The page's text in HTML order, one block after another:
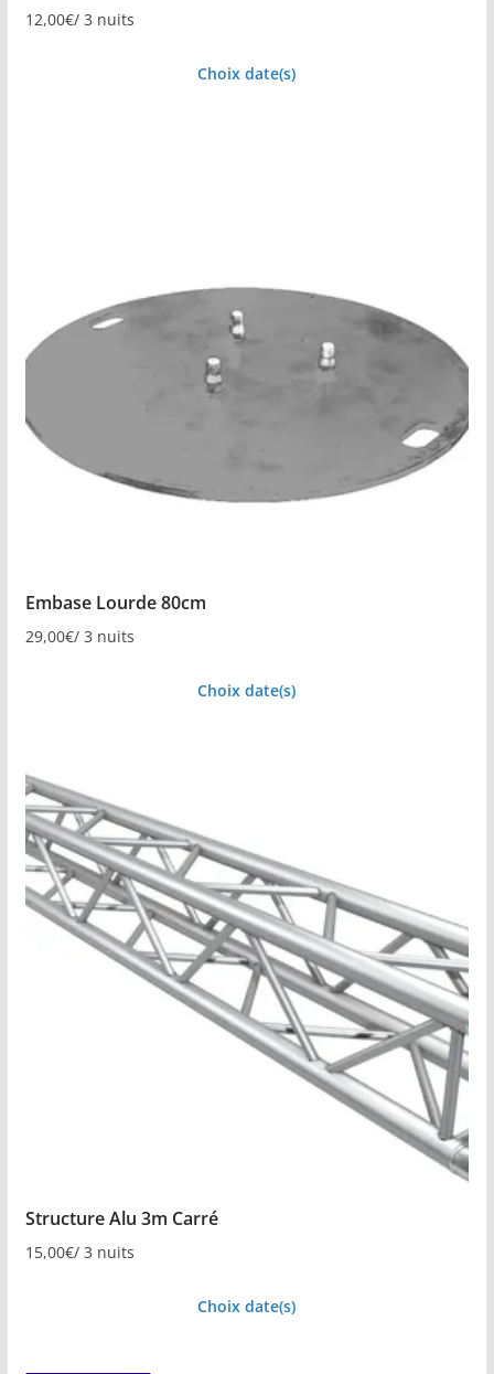
12,00€/ 3 nuits
Choix date(s)
Embase Lourde 80cm
29,00€/ 3 nuits
Choix date(s)
Structure Alu 3m Carré
15,00€/ 3 nuits
Choix date(s)